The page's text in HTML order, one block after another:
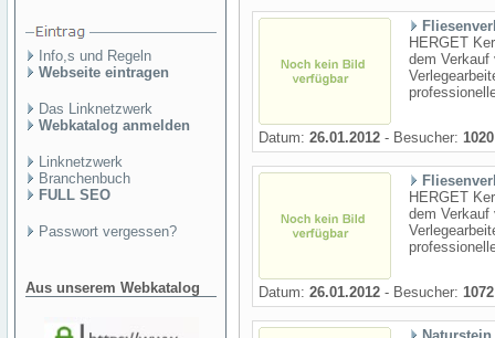
Info,s und Regeln
Webseite eintragen
Das Linknetzwerk
Webkatalog anmelden
Linknetzwerk
Branchenbuch
FULL SEO
Passwort vergessen?
Aus unserem Webkatalog
HERGET
dem Verkauf
Datum: 26.01.2012 - Besucher: 1020
HERGET
dem Verkauf
Datum: 26.01.2012 - Besucher: 1072